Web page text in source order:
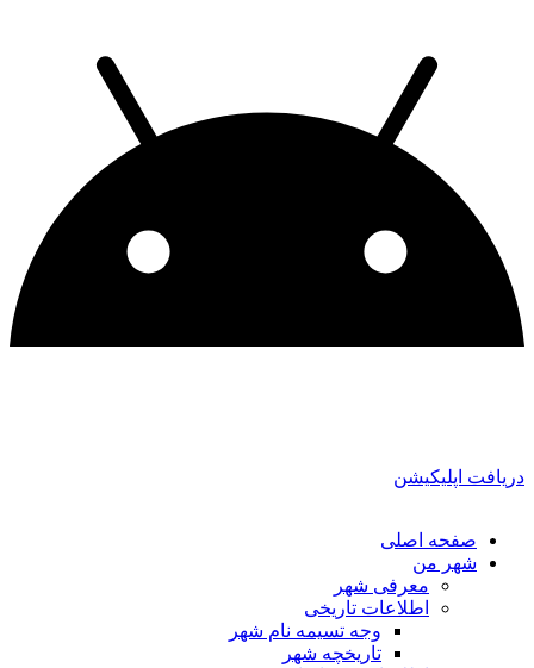
دریافت اپلیکیشن
صفحه اصلی
شهر من
معرفی شهر
اطلاعات تاریخی
وجه تسیمه نام شهر
تاریخچه شهر